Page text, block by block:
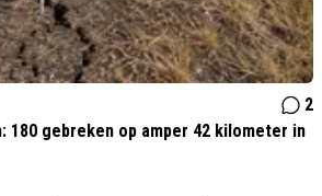
2
180 gebreken op amper 42 kilometer in